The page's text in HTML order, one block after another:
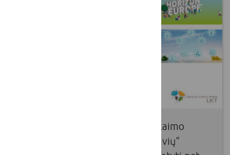
Balandžio 22 d. įvyko Lietuvos kaimo
tinklo organizuotas „LKT dirbtuvių“